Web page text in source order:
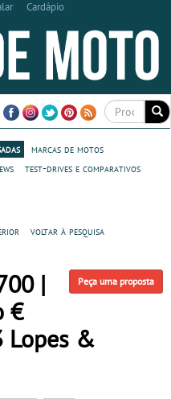
Cardápio
marcas de motos
test-drives e comparativos
voltar à pesquisa
Peça uma proposta
|
€
Lopes &